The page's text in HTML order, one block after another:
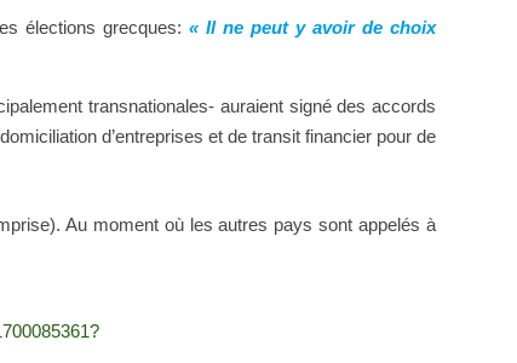
élections grecques:« Il ne peut y avoir de choix
transnationales- auraient signé des accords
d’entreprises et de transit financier pour de
Au moment où les autres pays sont appelés à